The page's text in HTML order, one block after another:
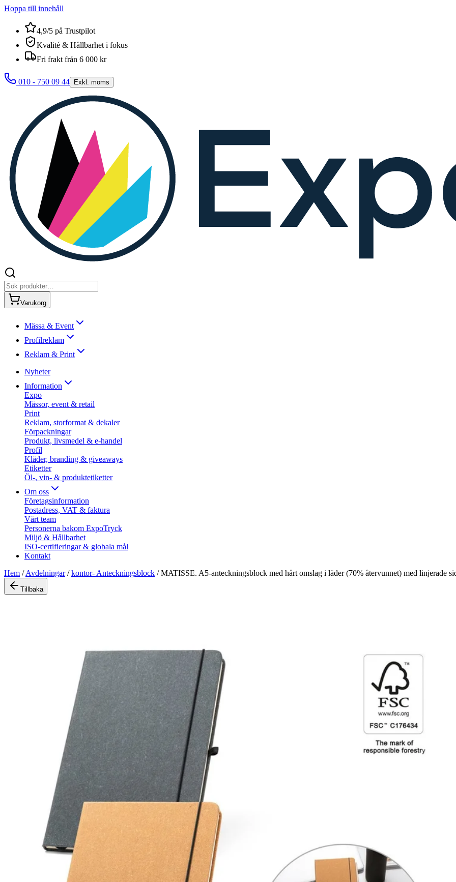
Hoppa till innehåll
4,9/5 på Trustpilot
Kvalité & Hållbarhet i fokus
Fri frakt från 6 000 kr
010 - 750 09 44 Exkl. moms
Varukorg
Mässa & Event
Profilreklam
Reklam & Print
Nyheter
Information
Expo
Mässor, event & retail
Print
Reklam, storformat & dekaler
Förpackningar
Produkt, livsmedel & e-handel
Profil
Kläder, branding & giveaways
Etiketter
Öl-, vin- & produktetiketter
Om oss
Företagsinformation
Postadress, VAT & faktura
Vårt team
Personerna bakom ExpoTryck
Miljö & Hållbarhet
ISO-certifieringar & globala mål
Kontakt
Hem /Avdelningar/kontor- Anteckningsblock /MATISSE. A5-anteckningsblock med hårt omslag i läder (70% återvunnet) med linjerade
Tillbaka